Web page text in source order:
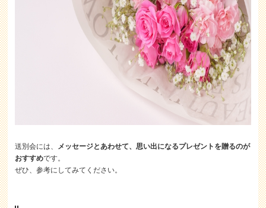
送別会には、 メッセージとあわせて、思い出になるプレゼントを贈るのが
おすすめです。
ぜひ、参考にしてみてください。